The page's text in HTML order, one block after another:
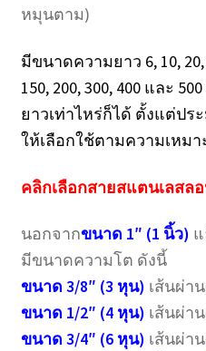
หมุนตาม)
มีขนาดความยาว 6, 10, 20,
150, 200, 300, 400 และ
ยาวเท่าไหร่ก็ได้ ตั้งแต่ปร
ให้เลือกใช้ตามความเหมา
คลิกเลือกสายสแตนเลสล
นอกจากขนาด 1″ (1 นิ้ว)
มีขนาดความโต ดังนี้
ขนาด 3/8″ (3 หุน) เส้นผ่า
ขนาด 1/2″ (4 หุน) เส้นผ่า
ขนาด 3/4″ (6 หุน) เส้นผ่า